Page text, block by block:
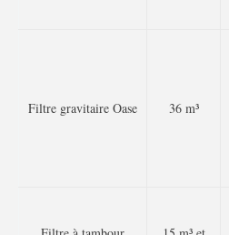
Filtre gravitaire Oase 36 m³